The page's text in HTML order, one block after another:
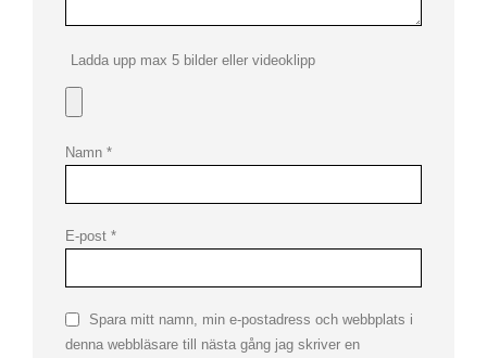
Ladda upp max 5 bilder eller videoklipp
Namn *
E-post *
Spara mitt namn, min e-postadress och webbplats i
denna webbläsare till nästa gång jag skriver en